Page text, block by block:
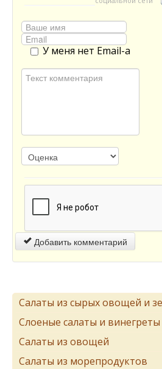
У меня нет Email-а
Добавить комментарий
Салаты из сырых овощей и
Слоеные салаты и винегреты
Салаты из овощей
Салаты из морепродуктов